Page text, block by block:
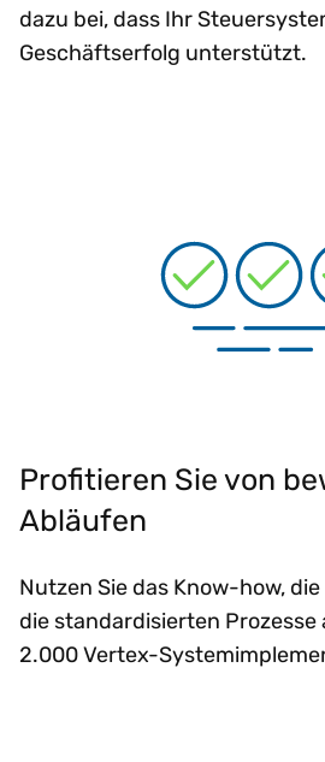
dazu bei, dass Ihr
Geschäftserfolg unterstützt.
Profitieren Sie von
Abläufen
Nutzen Sie das Know-how,
die standardisierten Prozesse
2.000 Vertex-